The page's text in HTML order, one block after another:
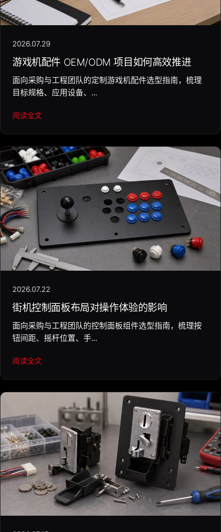
2026.07.29
游戏机配件 OEM/ODM 项目如何高效推进
面向采购与工程团队的定制游戏机配件选型指南，梳理
目标规格、应用设备、...
阅读全文
2026.07.22
街机控制面板布局对操作体验的影响
面向采购与工程团队的控制面板组件选型指南，梳理按
钮间距、摇杆位置、手...
阅读全文